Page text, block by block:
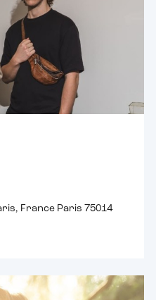
France Paris 75014